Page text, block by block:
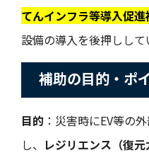
てんインフラ等導入促進
設備の導入を後押しして
補助の目的・ポ
目的 ：災害時にEV等の
し、 レジリエンス（復